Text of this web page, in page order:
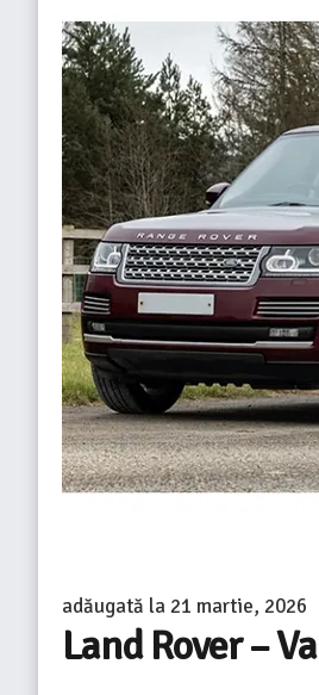
adăugată la 21 martie, 2026
Land Rover –